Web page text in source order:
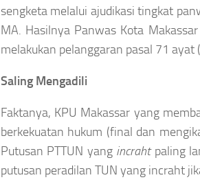
sengketa melalui ajudikasi tingkat
MA. Hasilnya Panwas Kota
melakukan pelanggaran pasal 71 ayat
Saling Mengadili
Faktanya, KPU Makassar yang
berkekuatan hukum (final dan
Putusan PTTUN yang incrahtpaling
putusan peradilan TUN yang incraht